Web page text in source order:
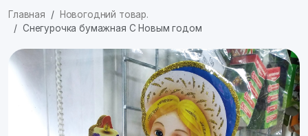
Главная
Новогодний товар.
Снегурочка бумажная С Новым годом